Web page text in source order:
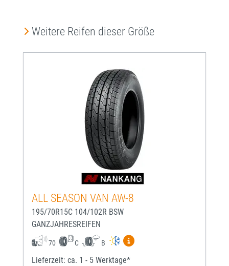
Produktgalerie überspringen
Weitere Reifen dieser Größe
ALL SEASON VAN AW-8
195/70R15C 104/102R BSW
GANZJAHRESREIFEN
70 C B
Mehr Informationen zum
Lieferzeit: ca. 1 - 5 Werktage*